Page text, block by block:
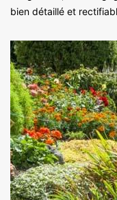
bien détaillé et